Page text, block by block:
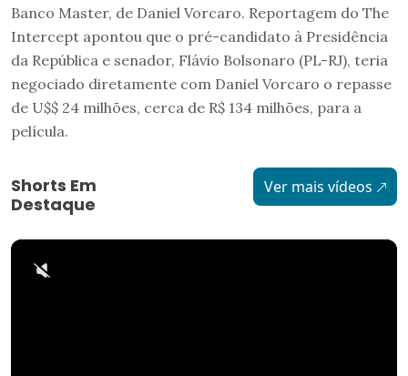
Banco Master, de Daniel Vorcaro. Reportagem do The
Intercept apontou que o pré-candidato à Presidência
da República e senador, Flávio Bolsonaro (PL-RJ), teria
negociado diretamente com Daniel Vorcaro o repasse
de U$$ 24 milhões, cerca de R$ 134 milhões, para a
película.
Shorts Em
Destaque
Ver mais vídeos